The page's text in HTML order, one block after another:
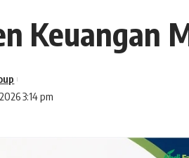
Keuangan
3:14 pm